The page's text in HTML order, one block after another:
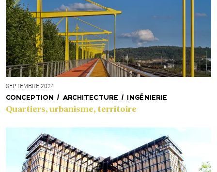
SEPTEMBRE 2024
CONCEPTION / ARCHITECTURE / INGÉNIERIE
Quartiers, urbanisme, territoire